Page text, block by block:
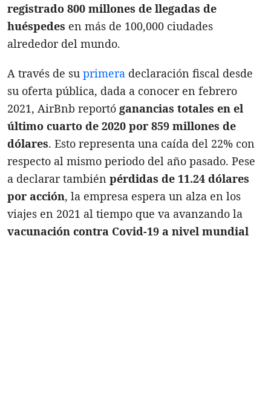
registrado 800 millones de llegadas de
huéspedes en más de 100,000 ciudades
alrededor del mundo.
A través de su primera declaración fiscal desde
su oferta pública, dada a conocer en febrero
2021, AirBnb reportó ganancias totales en el
último cuarto de 2020 por 859 millones de
dólares. Esto representa una caída del 22% con
respecto al mismo periodo del año pasado. Pese
a declarar también pérdidas de 11.24 dólares
por acción, la empresa espera un alza en los
viajes en 2021 al tiempo que va avanzando la
vacunación contra Covid-19 a nivel mundial